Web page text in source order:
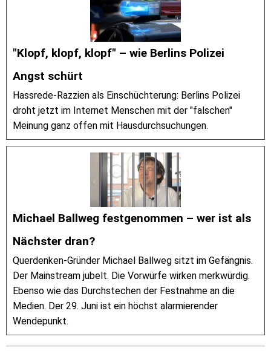
"Klopf, klopf, klopf" – wie Berlins Polizei
Angst schürt
Hassrede-Razzien als Einschüchterung: Berlins Polizei
droht jetzt im Internet Menschen mit der "falschen"
Meinung ganz offen mit Hausdurchsuchungen.
Michael Ballweg festgenommen – wer ist als
Nächster dran?
Querdenken-Gründer Michael Ballweg sitzt im Gefängnis.
Der Mainstream jubelt. Die Vorwürfe wirken merkwürdig.
Ebenso wie das Durchstechen der Festnahme an die
Medien. Der 29. Juni ist ein höchst alarmierender
Wendepunkt.